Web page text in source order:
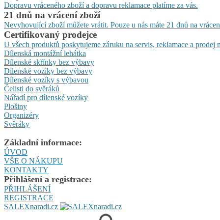
Dopravu vráceného zboží a dopravu reklamace platíme za vás.
21 dnů na vrácení zboží
Nevyhovující zboží můžete vrátit. Pouze u nás máte 21 dnů na
Certifikovaný prodejce
U všech produktů poskytujeme záruku na servis, reklamace a prodej
Dílenská montážní lehátka
Dílenské skřínky bez výbavy
Dílenské vozíky bez výbavy
Dílenské vozíky s výbavou
Čelisti do svěráků
Nářadí pro dílenské vozíky
Plošiny
Organizéry
Svěráky
Základní informace:
ÚVOD
VŠE O NÁKUPU
KONTAKTY
Přihlášení a registrace:
PŘIHLÁŠENÍ
REGISTRACE
SALEXnaradi.cz